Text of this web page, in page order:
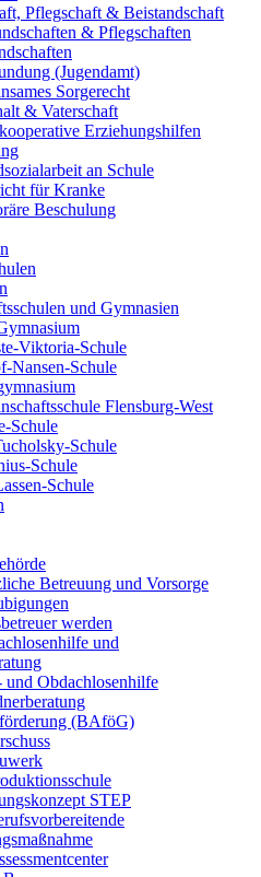
Pflegschaft & Beistandschaft
& Pflegschaften
(Jugendamt)
Sorgerecht
& Vaterschaft
Erziehungshilfen
an Schule
für Kranke
Beschulung
und Gymnasien
Viktoria-Schule
Nansen-Schule
Flensburg-West
Schule
Schule
Schule
Schule
Betreuung und Vorsorge
werden
und
und Obdachlosenhilfe
(BAföG)
STEP